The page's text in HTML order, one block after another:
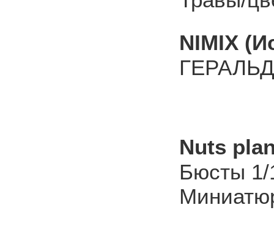
NIMIX
Nuts
Бюсты 1/